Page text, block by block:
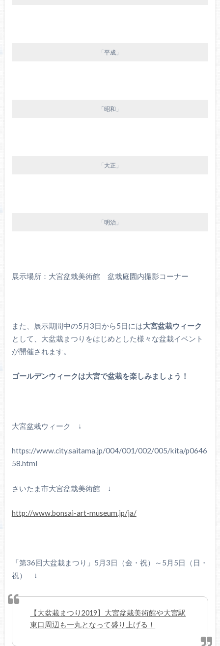
「平成」
「昭和」
「大正」
「明治」
展示場所：大宮盆栽美術館 盆栽庭園内撮影コーナー
また、展示期間中の5月3日から5日には大宮盆栽ウィーク
として、大盆栽まつりをはじめとした様々な盆栽イベント
が開催されます。
ゴールデンウィークは大宮で盆栽を楽しみましょう！
大宮盆栽ウィーク ↓
https://www.city.saitama.jp/004/001/002/005/kita/p0646
58.html
さいたま市大宮盆栽美術館 ↓
http://www.bonsai-art-museum.jp/ja/
「第36回大盆栽まつり」5月3日（金・祝）～5月5日（日・
祝） ↓
【大盆栽まつり2019】大宮盆栽美術館や大宮駅
東口周辺も一丸となって盛り上げる！